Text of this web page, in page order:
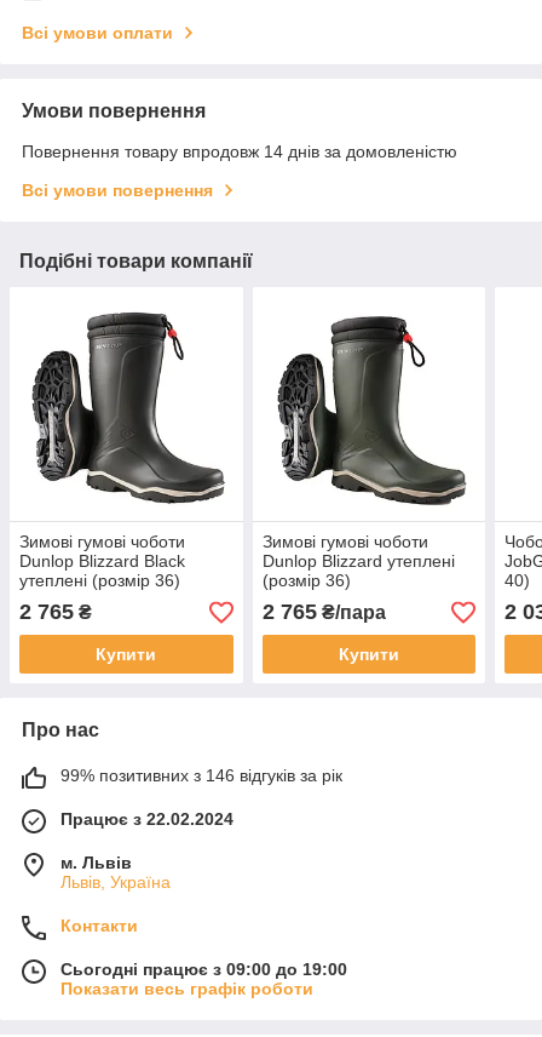
Всі умови оплати
Умови повернення
Повернення товару впродовж 14 днів за домовленістю
Всі умови повернення
Подібні товари компанії
Зимові гумові чоботи
Dunlop Blizzard Black
утеплені (розмір 36)
2 765 ₴
Купити
Зимові гумові чоботи
Dunlop Blizzard утеплені
(розмір 36)
2 765₴/пара
Купити
40)
2
Про нас
99% позитивних з 146 відгуків за рік
Працює з 22.02.2024
м. Львів
Львів, Україна
Контакти
Сьогодні працює з 09:00 до 19:00
Показати весь графік роботи